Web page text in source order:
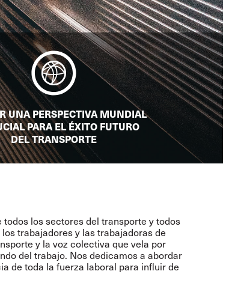
UNA PERSPECTIVA MUNDIAL
PARA EL ÉXITO FUTURO
DEL TRANSPORTE
los sectores del transporte y todos
trabajadores y las trabajadoras de
y la voz colectiva que vela por
del trabajo. Nos dedicamos a abordar
de toda la fuerza laboral para influir de